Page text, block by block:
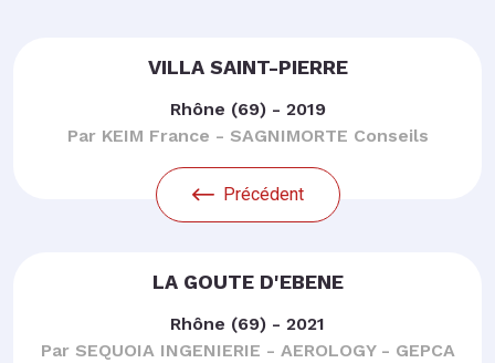
VILLA SAINT-PIERRE
Rhône (69) - 2019
Par KEIM France - SAGNIMORTE Conseils
Précédent
LA GOUTE D'EBENE
Rhône (69) - 2021
Par SEQUOIA INGENIERIE - AEROLOGY - GEPCA